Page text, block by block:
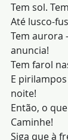
Tem sol.
Até lusco-
Tem aurora
anuncia!
Tem farol
E
noite!
Então, o
Caminhe!
Siga que à